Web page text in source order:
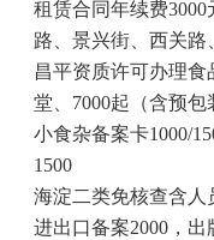
租赁合同年续费3000
路、景兴街、西关路
昌平资质许可办理
堂、 7000起（含预包
小食杂备案卡1000/
1500
海淀二类免核查含人
进出口备案2000 ，